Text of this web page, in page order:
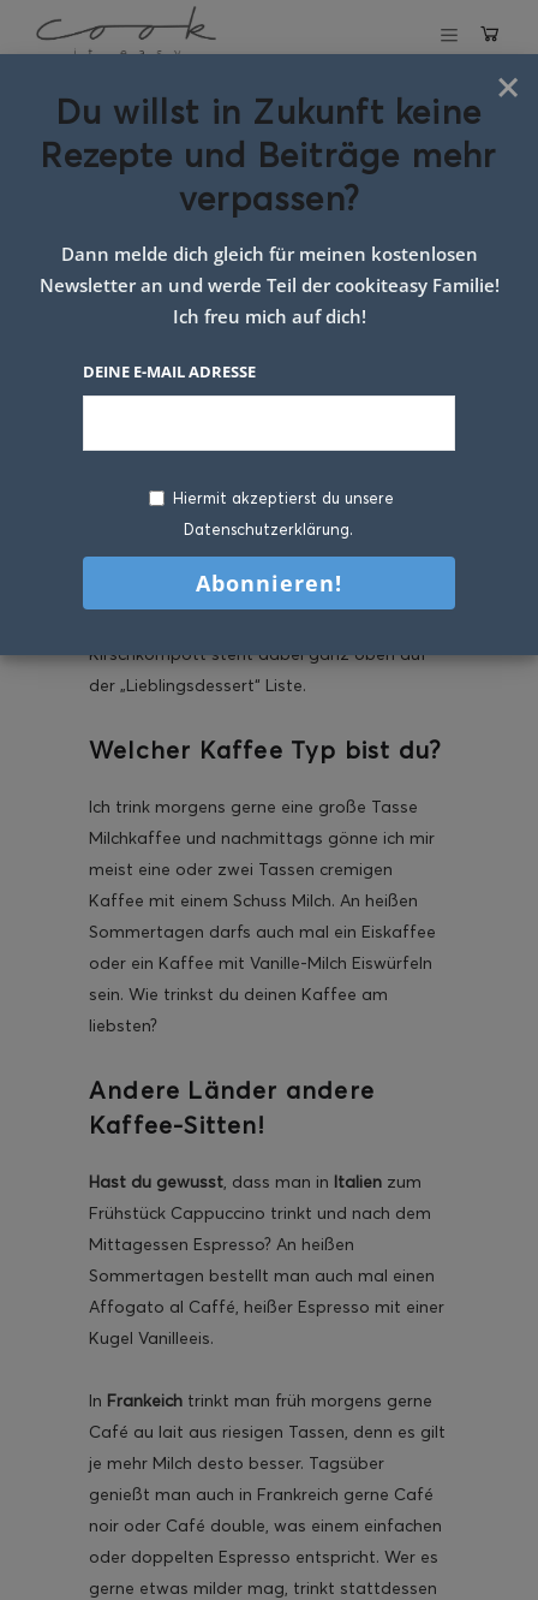
Eis am Stil
Espresso Panna Cotta
26. JUNI 2021
Sommer, Sonne, Sonnenschein und ein Glas
cremiger Freude! An heißen Tagen mag ich
gerne kühle Desserts mit einer fruchtigen
Kirschkompott steht dabei ganz oben auf
der „Lieblingsdessert“ Liste.
Welcher Kaffee Typ bist du?
Ich trink morgens gerne eine große Tasse
Milchkaffee und nachmittags gönne ich mir
meist eine oder zwei Tassen cremigen
Kaffee mit einem Schuss Milch. An heißen
Sommertagen darfs auch mal ein Eiskaffee
oder ein Kaffee mit Vanille-Milch Eiswürfeln
sein. Wie trinkst du deinen Kaffee am
liebsten?
Andere Länder andere
Kaffee-Sitten!
Hast du gewusst, dass man in Italien zum
Frühstück Cappuccino trinkt und nach dem
Mittagessen Espresso? An heißen
Sommertagen bestellt man auch mal einen
Affogato al Caffé, heißer Espresso mit einer
Kugel Vanilleeis.
In Frankeich trinkt man früh morgens gerne
Café au lait aus riesigen Tassen, denn es gilt
je mehr Milch desto besser. Tagsüber
genießt man auch in Frankreich gerne Café
noir oder Café double, was einem einfachen
oder doppelten Espresso entspricht. Wer es
gerne etwas milder mag, trinkt stattdessen
×
Du willst in Zukunft keine
Rezepte und Beiträge mehr
verpassen?
Dann melde dich gleich für meinen kostenlosen
Newsletter an und werde Teil der cookiteasy Familie!
Ich freu mich auf dich!
DEINE E-MAIL ADRESSE
Hiermit akzeptierst du unsere
Datenschutzerklärung.